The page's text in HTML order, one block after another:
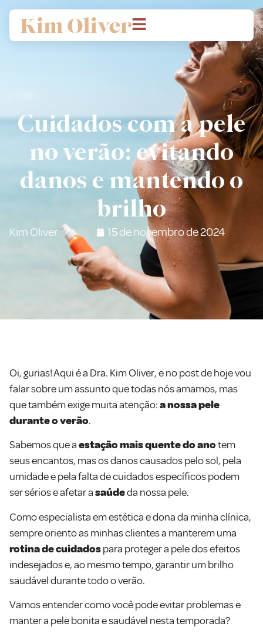
Cuidados com a pele
no verão: evitando
danos e mantendo o
brilho
Kim Oliver 15 de novembro de 2024
Oi, gurias! Aqui é a Dra. Kim Oliver, e no post de hoje vou
falar sobre um assunto que todas nós amamos, mas
que também exige muita atenção:a nossa pele
durante o verão.
Sabemos que aestação mais quente do anotem
seus encantos, mas os danos causados pelo sol, pela
umidade e pela falta de cuidados específicos podem
ser sérios e afetar asaúdeda nossa pele.
Como especialista em estética e dona da minha clínica,
sempre oriento as minhas clientes a manterem uma
rotina de cuidadospara proteger a pele dos efeitos
indesejados e, ao mesmo tempo, garantir um brilho
saudável durante todo o verão.
Vamos entender como você pode evitar problemas e
manter a pele bonita e saudável nesta temporada?